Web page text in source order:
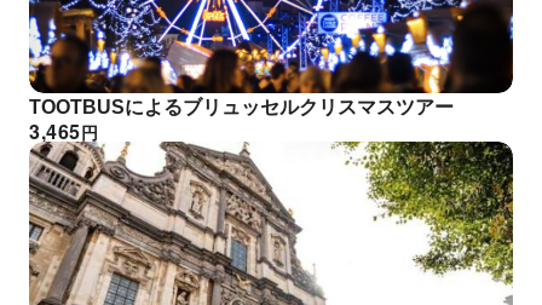
TOOTBUSによるブリュッセルクリスマスツアー
円
3,465